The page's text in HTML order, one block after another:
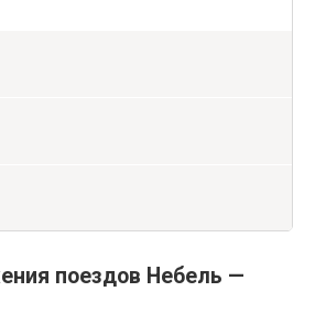
поездов Небель —